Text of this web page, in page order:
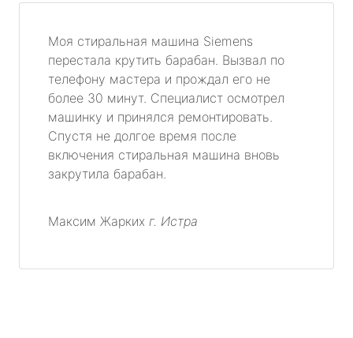
Моя стиральная машина Siemens
перестала крутить барабан. Вызвал по
телефону мастера и прождал его не
более 30 минут. Специалист осмотрел
машинку и принялся ремонтировать.
Спустя не долгое время после
включения стиральная машина вновь
закрутила барабан.
Максим Жарких г. Истра